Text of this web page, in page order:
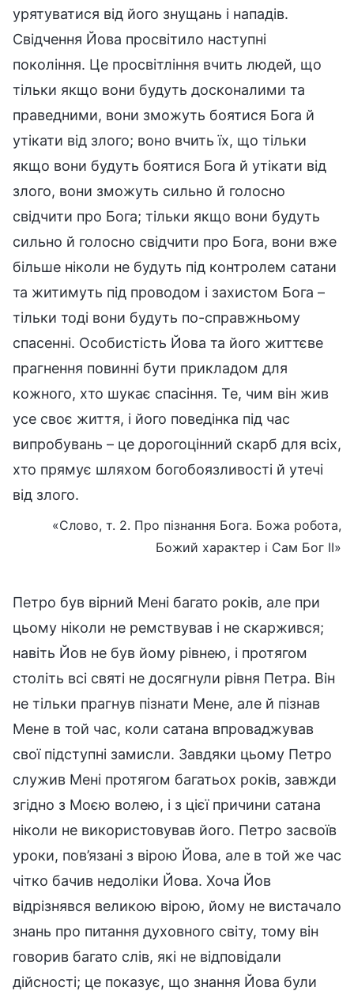
урятуватися від його знущань і нападів.
Свідчення Йова просвітило наступні
покоління. Це просвітління вчить людей, що
тільки якщо вони будуть досконалими та
праведними, вони зможуть боятися Бога й
утікати від злого; воно вчить їх, що тільки
якщо вони будуть боятися Бога й утікати від
злого, вони зможуть сильно й голосно
свідчити про Бога; тільки якщо вони будуть
сильно й голосно свідчити про Бога, вони вже
більше ніколи не будуть під контролем сатани
та житимуть під проводом і захистом Бога –
тільки тоді вони будуть по-справжньому
спасенні. Особистість Йова та його життєве
прагнення повинні бути прикладом для
кожного, хто шукає спасіння. Те, чим він жив
усе своє життя, і його поведінка під час
випробувань – це дорогоцінний скарб для всіх,
хто прямує шляхом богобоязливості й утечі
від злого.
«Слово, т. 2. Про пізнання Бога. Божа робота,
Божий характер і Сам Бог II»
Петро був вірний Мені багато років, але при
цьому ніколи не ремствував і не скаржився;
навіть Йов не був йому рівнею, і протягом
століть всі святі не досягнули рівня Петра. Він
не тільки прагнув пізнати Мене, але й пізнав
Мене в той час, коли сатана впроваджував
свої підступні замисли. Завдяки цьому Петро
служив Мені протягом багатьох років, завжди
згідно з Моєю волею, і з цієї причини сатана
ніколи не використовував його. Петро засвоїв
уроки, пов’язані з вірою Йова, але в той же час
чітко бачив недоліки Йова. Хоча Йов
відрізнявся великою вірою, йому не вистачало
знань про питання духовного світу, тому він
говорив багато слів, які не відповідали
дійсності; це показує, що знання Йова були